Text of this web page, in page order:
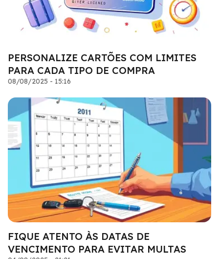
PERSONALIZE CARTÕES COM LIMITES
PARA CADA TIPO DE COMPRA
08/08/2025 - 15:16
FIQUE ATENTO ÀS DATAS DE
VENCIMENTO PARA EVITAR MULTAS